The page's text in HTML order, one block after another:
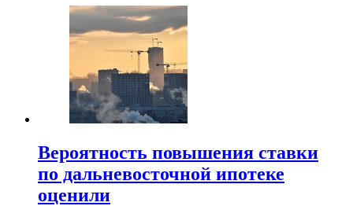
Вероятность повышения ставки
по дальневосточной ипотеке
оценили